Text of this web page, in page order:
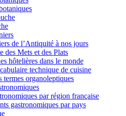
de l’Antiquité à nos jours
des Mets et des Plats
hôtelières dans le monde
technique de cuisine
termes organoleptiques
par région française
gastronomiques par pays